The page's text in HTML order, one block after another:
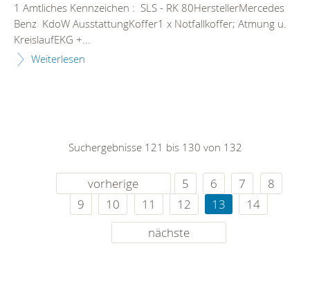
1 Amtliches Kennzeichen : SLS - RK 80HerstellerMercedes
Benz KdoW AusstattungKoffer1 x Notfallkoffer; Atmung u.
KreislaufEKG +...
Weiterlesen
Suchergebnisse 121 bis 130 von 132
vorherige 5 6 7
8
9
10 11 12 13
14
nächste